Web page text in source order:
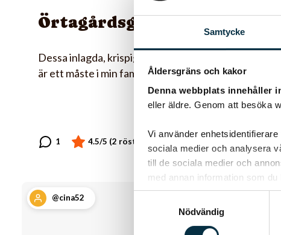
Samtycke
Åldersgräns och kakor
Denna webbplats innehåller
eller äldre. Genom att besöka
Vi använder
sociala medier och analysera
till de sociala medier och
med annan information som
Nödvändig
Örtagårdsgurka
Dessa inlagda, krispiga och smakrika gurkor
är ett måste i min familj.
@cina52